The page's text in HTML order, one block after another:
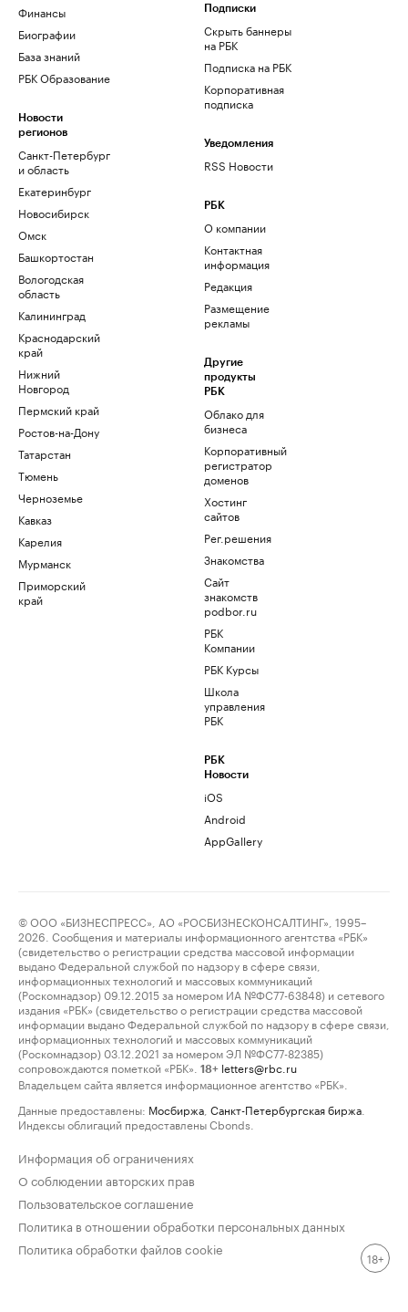
Финансы
Биографии
База знаний
РБК Образование
Новости
регионов
Санкт-Петербург
и область
Екатеринбург
Новосибирск
Омск
Башкортостан
Вологодская
область
Калининград
Краснодарский
край
Нижний
Новгород
Пермский край
Ростов-на-Дону
Татарстан
Тюмень
Черноземье
Кавказ
Карелия
Мурманск
Приморский
край
Подписки
Скрыть баннеры
на РБК
Подписка на РБК
Корпоративная
подписка
Уведомления
RSS Новости
РБК
О компании
Контактная
информация
Редакция
Размещение
рекламы
Другие
продукты
РБК
Облако для
бизнеса
Корпоративный
регистратор
доменов
Хостинг
сайтов
Рег.решения
Знакомства
Сайт
знакомств
podbor.ru
РБК
Компании
РБК Курсы
Школа
управления
РБК
РБК
Новости
iOS
Android
AppGallery
© ООО «БИЗНЕСПРЕСС», АО «РОСБИЗНЕСКОНСАЛТИНГ», 1995–
2026. Сообщения и материалы информационного агентства «РБК»
(свидетельство о регистрации средства массовой информации
выдано Федеральной службой по надзору в сфере связи,
информационных технологий и массовых коммуникаций
(Роскомнадзор) 09.12.2015 за номером ИА №ФС77-63848) и сетевого
издания «РБК» (свидетельство о регистрации средства массовой
информации выдано Федеральной службой по надзору в сфере связи,
информационных технологий и массовых коммуникаций
(Роскомнадзор) 03.12.2021 за номером ЭЛ №ФС77-82385)
сопровождаются пометкой «РБК».
18+ letters@rbc.ru
Владельцем сайта является информационное агентство «РБК».
Данные предоставлены: Мосбиржа Санкт-Петербургская биржа
Индексы облигаций предоставлены Cbonds.
Информация об ограничениях
О соблюдении авторских прав
Пользовательское соглашение
Политика в отношении обработки персональных данных
Политика обработки файлов cookie
18+